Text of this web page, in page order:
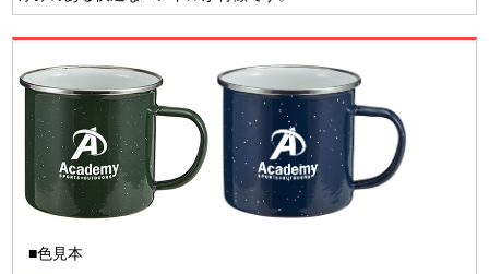
■色見本